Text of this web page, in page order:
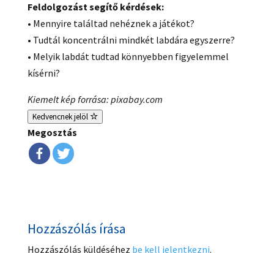
Feldolgozást segítő kérdések:
• Mennyire találtad nehéznek a játékot?
• Tudtál koncentrálni mindkét labdára egyszerre?
• Melyik labdát tudtad könnyebben figyelemmel
kísérni?
Kiemelt kép forrása: pixabay.com
Kedvencnek jelöl
Megosztás
Hozzászólás írása
Hozzászólás küldéséhez be kell jelentkezni.